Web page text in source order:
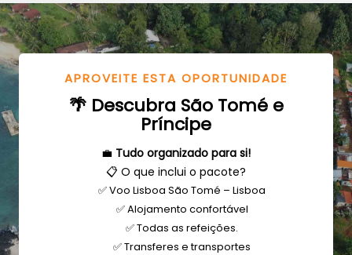
APROVEITE ESTA OPORTUNIDADE
🌴 Descubra São Tomé e
Príncipe
💼 Tudo organizado para si!
📋 O que inclui o pacote?
✅ Voo Lisboa São Tomé – Lisboa
✅ Alojamento confortável
✅ Todas as refeições.
✅ Transferes e transportes